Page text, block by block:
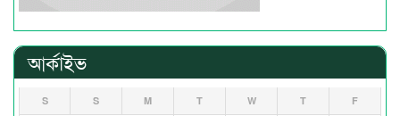
আর্কাইভ
S S M T W T F